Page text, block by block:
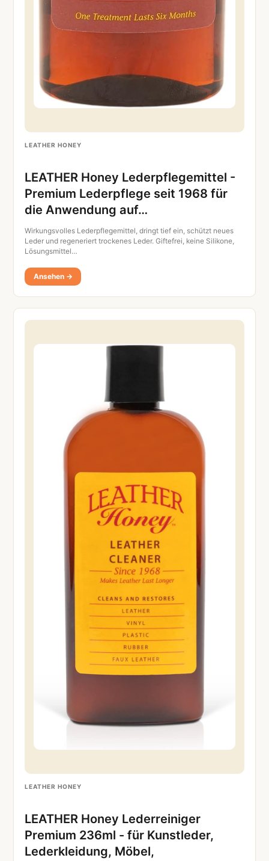
LEATHER HONEY
LEATHER Honey Lederpflegemittel -
Premium Lederpflege seit 1968 für
die Anwendung auf…
Wirkungsvolles Lederpflegemittel, dringt tief ein, schützt neues
Leder und regeneriert trockenes Leder. Giftefrei, keine Silikone,
Lösungsmittel…
Ansehen →
LEATHER HONEY
LEATHER Honey Lederreiniger
Premium 236ml - für Kunstleder,
Lederkleidung, Möbel,